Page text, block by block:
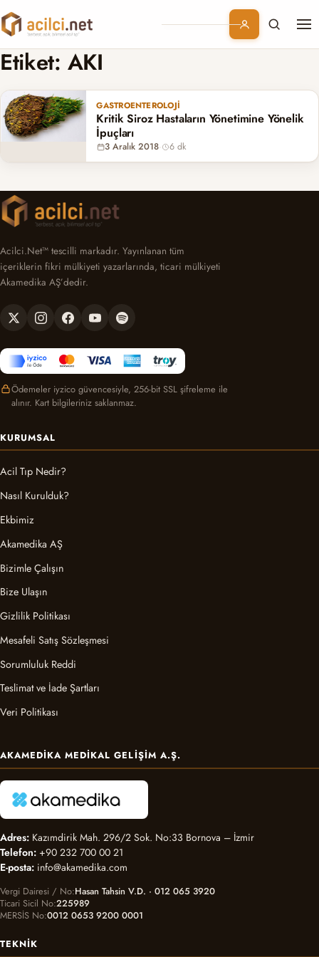
Branşlar
Konular
Etiket: AKI
GASTROENTEROLOJI
Kritik Siroz Hastaların Yönetimine Yönelik
İpuçları
3 Aralık 2018· 6 dk
Acilci.Net™ tescilli markadır. Yayınlanan tüm
içeriklerin fikri mülkiyeti yazarlarında, ticari mülkiyeti
Akamedika AŞ’dedir.
Ödemeler iyzico güvencesiyle, 256-bit SSL şifreleme ile
alınır. Kart bilgileriniz saklanmaz.
KURUMSAL
Acil Tıp Nedir?
Nasıl Kurulduk?
Ekbimiz
Akamedika AŞ
Bizimle Çalışın
Bize Ulaşın
Gizlilik Politikası
Mesafeli Satış Sözleşmesi
Sorumluluk Reddi
Teslimat ve İade Şartları
Veri Politikası
AKAMEDIKA MEDIKAL GELIŞIM A.Ş.
Adres: Kazımdirik Mah. 296/2 Sok. No:33 Bornova – İzmir
Telefon: +90 232 700 00 21
E-posta: info@akamedika.com
Vergi Dairesi / No Hasan Tahsin V.D. · 012 065 3920
Ticari Sicil No 225989
MERSİS No 0012 0653 9200 0001
TEKNIK